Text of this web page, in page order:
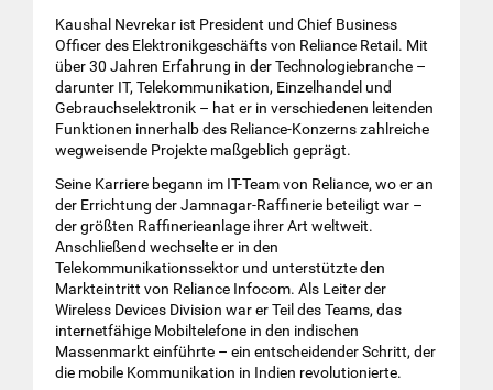
Kaushal Nevrekar ist President und Chief Business
Officer des Elektronikgeschäfts von Reliance Retail. Mit
über 30 Jahren Erfahrung in der Technologiebranche –
darunter IT, Telekommunikation, Einzelhandel und
Gebrauchselektronik – hat er in verschiedenen leitenden
Funktionen innerhalb des Reliance-Konzerns zahlreiche
wegweisende Projekte maßgeblich geprägt.
Seine Karriere begann im IT-Team von Reliance, wo er an
der Errichtung der Jamnagar-Raffinerie beteiligt war –
der größten Raffinerieanlage ihrer Art weltweit.
Anschließend wechselte er in den
Telekommunikationssektor und unterstützte den
Markteintritt von Reliance Infocom. Als Leiter der
Wireless Devices Division war er Teil des Teams, das
internetfähige Mobiltelefone in den indischen
Massenmarkt einführte – ein entscheidender Schritt, der
die mobile Kommunikation in Indien revolutionierte.